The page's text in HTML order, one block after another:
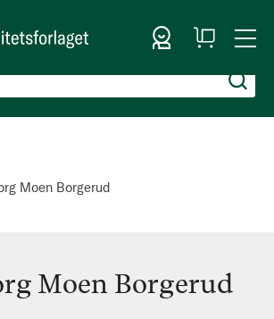
Logg inn
Handlekurv
Moen Borgerud
Moen Borgerud